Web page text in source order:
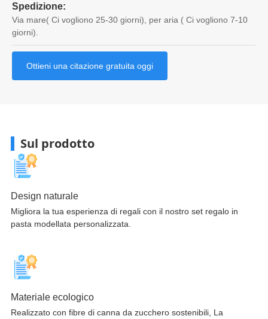
Spedizione:
Via mare( Ci vogliono 25-30 giorni), per aria ( Ci vogliono 7-10
giorni).
Ottieni una citazione gratuita oggi
Sul prodotto
Design naturale
Migliora la tua esperienza di regali con il nostro set regalo in
pasta modellata personalizzata.
Materiale ecologico
Realizzato con fibre di canna da zucchero sostenibili, La